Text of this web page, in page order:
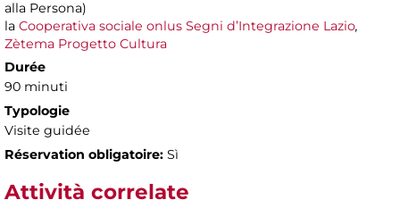
alla Persona)
la Cooperativa sociale onlus Segni d’Integrazione Lazio,
Zètema Progetto Cultura
Durée
90 minuti
Typologie
Visite guidée
Réservation obligatoire: Sì
Attività correlate